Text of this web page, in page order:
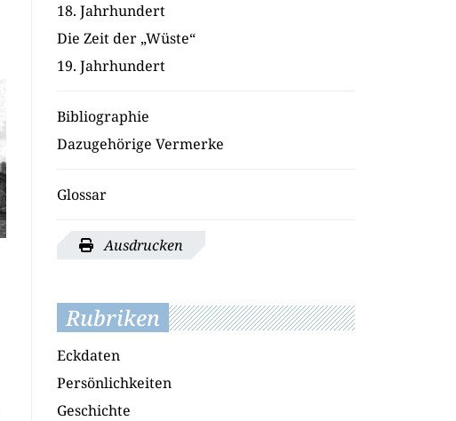
18. Jahrhundert
Die Zeit der „Wüste“
19. Jahrhundert
Bibliographie
Dazugehörige Vermerke
Glossar
Ausdrucken
Rubriken
Eckdaten
Persönlichkeiten
Geschichte